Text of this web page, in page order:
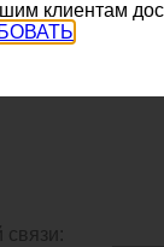
связи:
клиентам